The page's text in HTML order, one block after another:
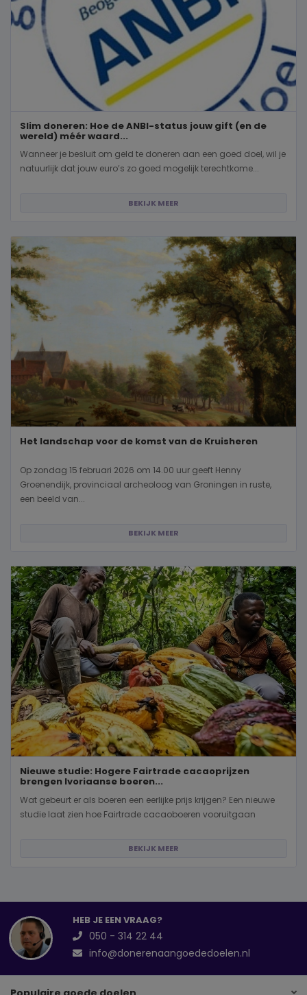
Slim doneren: Hoe de ANBI-status jouw gift (en de
wereld) méér waard...
Wanneer je besluit om geld te doneren aan een goed doel, wil je
natuurlijk dat jouw euro’s zo goed mogelijk terechtkome...
BEKIJK MEER
Het landschap voor de komst van de Kruisheren
Op zondag 15 februari 2026 om 14.00 uur geeft Henny
Groenendijk, provinciaal archeoloog van Groningen in ruste,
een beeld van...
BEKIJK MEER
Nieuwe studie: Hogere Fairtrade cacaoprijzen
brengen Ivoriaanse boeren...
Wat gebeurt er als boeren een eerlijke prijs krijgen? Een nieuwe
studie laat zien hoe Fairtrade cacaoboeren vooruitgaan
BEKIJK MEER
HEB JE EEN VRAAG?
050 - 314 22 44
info@donerenaangoededoelen.nl